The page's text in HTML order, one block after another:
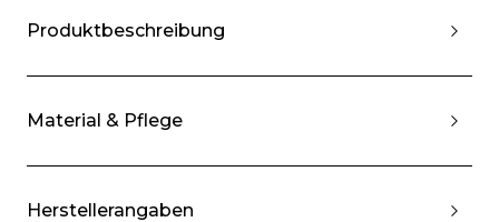
Produktbeschreibung
Material & Pflege
Herstellerangaben